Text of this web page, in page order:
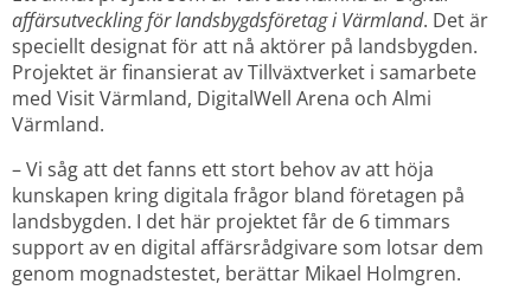
affärsutveckling för landsbygdsföretag i Värmland. Det är
speciellt designat för att nå aktörer på landsbygden.
Projektet är finansierat av Tillväxtverket i samarbete
med Visit Värmland, DigitalWell Arena och Almi
Värmland.
– Vi såg att det fanns ett stort behov av att höja
kunskapen kring digitala frågor bland företagen på
landsbygden. I det här projektet får de 6 timmars
support av en digital affärsrådgivare som lotsar dem
genom mognadstestet, berättar Mikael Holmgren.